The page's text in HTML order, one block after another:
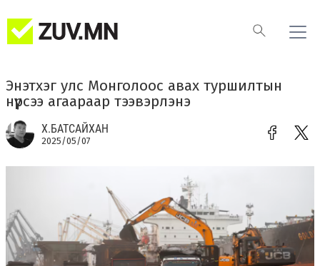
Энэтхэг улс Монголоос авах туршилтын
нүүрсээ агаараар тээвэрлэнэ
Х.БАТСАЙХАН
2025/05/07